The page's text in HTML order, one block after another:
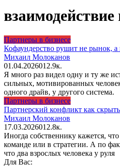
Партнеры в бизнесе
Кофаундерство рушит не рынок,
Михаил Молоканов
01.04.2026012.9к.
Я много раз видел одну и ту же
сильных, мотивированных
одного драйв, у другого система.
Партнеры в бизнесе
Партнерский конфликт как
Михаил Молоканов
17.03.2026012.8к.
Иногда собственнику кажется,
команде или в стратегии. А по
что два взрослых человека у руля
Для Вас: